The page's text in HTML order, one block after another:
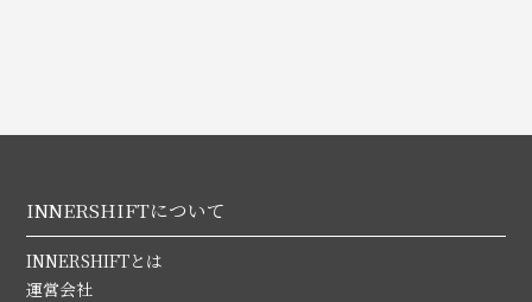
INNERSHIFTについて
INNERSHIFTとは
運営会社